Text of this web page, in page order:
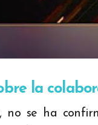
la
no se ha